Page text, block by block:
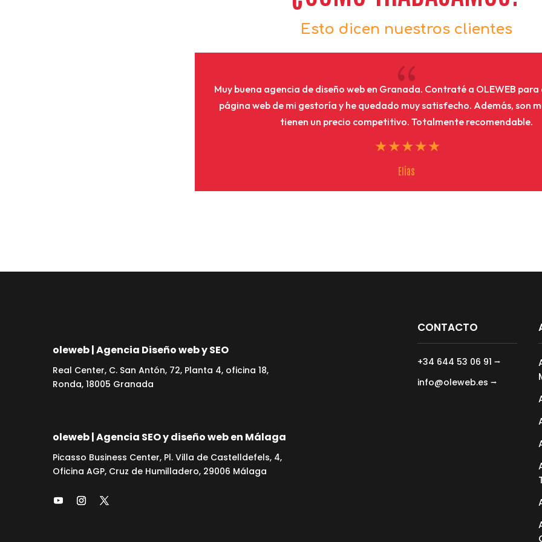
Esto dicen nuestros clientes
{
Muy buena agencia de diseño web en Granada. Contraté a OLEWEB
página web de mi gestoría y he quedado muy satisfecho. Además, son
tienen un precio competitivo. Totalmente recomendable.
Elías
oleweb | Agencia Diseño web y SEO
Real Center, C. San Antón, 72, Planta 4, oficina 18,
Ronda, 18005 Granada
oleweb | Agencia SEO y diseño web en Málaga
Picasso Business Center, Pl. Villa de Castelldefels, 4,
Oficina AGP, Cruz de Humilladero, 29006 Málaga
CONTACTO
+34 644 53 06 91 ⭢
info@oleweb.es ⭢